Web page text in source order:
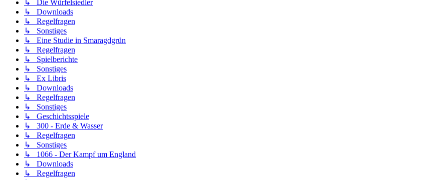
↳ Die Würfelsiedler
↳ Downloads
↳ Regelfragen
↳ Sonstiges
↳ Eine Studie in Smaragdgrün
↳ Regelfragen
↳ Spielberichte
↳ Sonstiges
↳ Ex Libris
↳ Downloads
↳ Regelfragen
↳ Sonstiges
↳ Geschichtsspiele
↳ 300 - Erde & Wasser
↳ Regelfragen
↳ Sonstiges
↳ 1066 - Der Kampf um England
↳ Downloads
↳ Regelfragen